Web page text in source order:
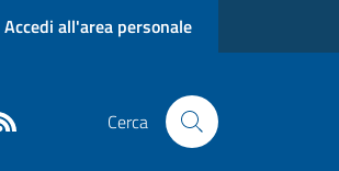
Accedi all'area personale
Cerca